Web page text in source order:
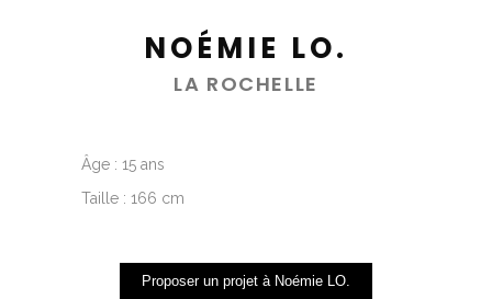
NOÉMIE LO.
LA ROCHELLE
Âge : 15 ans
Taille : 166 cm
Proposer un projet à Noémie LO.